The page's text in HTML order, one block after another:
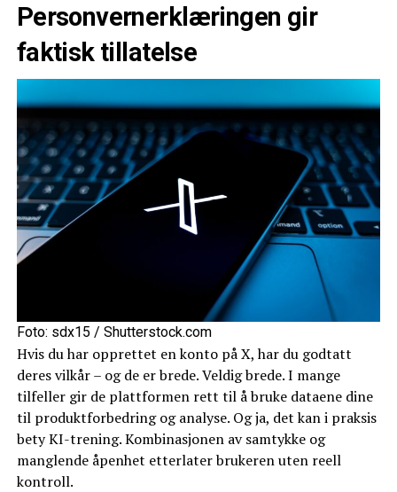
Personvernerklæringen gir
faktisk tillatelse
Foto: sdx15 / Shutterstock.com
Hvis du har opprettet en konto på X, har du godtatt
deres vilkår – og de er brede. Veldig brede. I mange
tilfeller gir de plattformen rett til å bruke dataene dine
til produktforbedring og analyse. Og ja, det kan i praksis
bety KI-trening. Kombinasjonen av samtykke og
manglende åpenhet etterlater brukeren uten reell
kontroll.